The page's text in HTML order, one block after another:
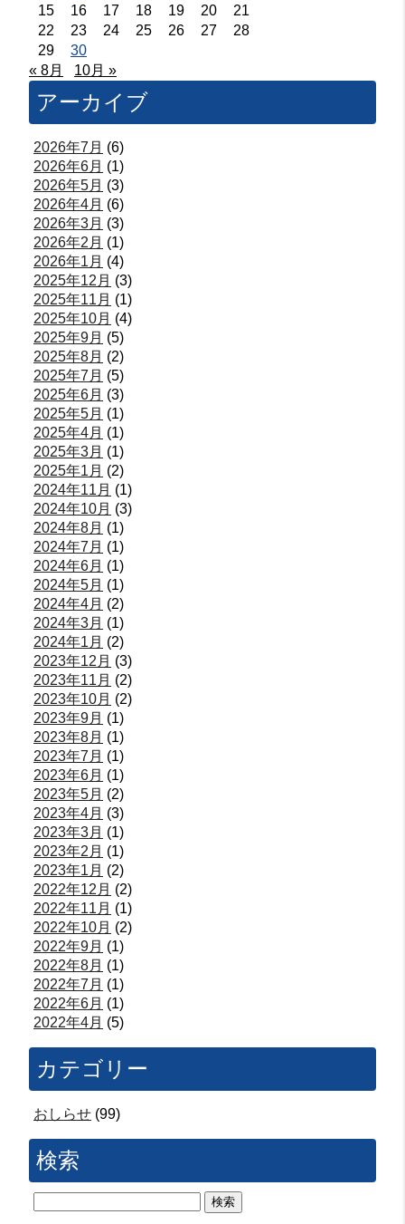
15
16 17 18 19 20
21
22
23 24 25 26 27
28
29
30
« 8月
10月 »
アーカイブ
2026年7月 (6)
2026年6月 (1)
2026年5月 (3)
2026年4月 (6)
2026年3月 (3)
2026年2月 (1)
2026年1月 (4)
2025年12月 (3)
2025年11月 (1)
2025年10月 (4)
2025年9月 (5)
2025年8月 (2)
2025年7月 (5)
2025年6月 (3)
2025年5月 (1)
2025年4月 (1)
2025年3月 (1)
2025年1月 (2)
2024年11月 (1)
2024年10月 (3)
2024年8月 (1)
2024年7月 (1)
2024年6月 (1)
2024年5月 (1)
2024年4月 (2)
2024年3月 (1)
2024年1月 (2)
2023年12月 (3)
2023年11月 (2)
2023年10月 (2)
2023年9月 (1)
2023年8月 (1)
2023年7月 (1)
2023年6月 (1)
2023年5月 (2)
2023年4月 (3)
2023年3月 (1)
2023年2月 (1)
2023年1月 (2)
2022年12月 (2)
2022年11月 (1)
2022年10月 (2)
2022年9月 (1)
2022年8月 (1)
2022年7月 (1)
2022年6月 (1)
2022年4月 (5)
カテゴリー
おしらせ (99)
検索